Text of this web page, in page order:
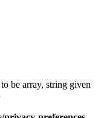
be array, string given